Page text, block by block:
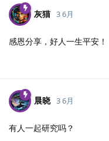
灰猫 3 6月
感恩分享，好人一生平安！
晨晓 3 6月
有人一起研究吗？